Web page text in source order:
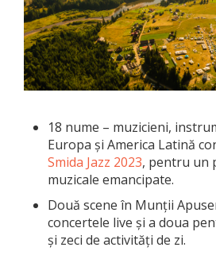
18 nume – muzicieni,
Europa și America Latină
Smida Jazz 2023, pentru un
muzicale emancipate.
Două scene în Munții
concertele live și a doua
și zeci de activități de zi.